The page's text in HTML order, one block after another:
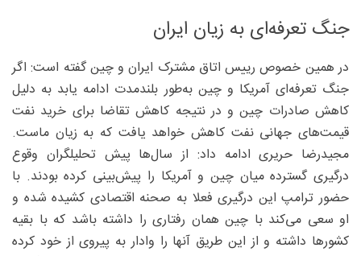
جنگ تعرفه‌ای به زیان ایران
در همین خصوص رییس اتاق مشترک ایران و چین گفته است: اگر
جنگ تعرفه‌ای آمریکا و چین به‌طور بلندمدت ادامه یابد به دلیل
کاهش صادرات چین و در نتیجه کاهش تقاضا برای خرید نفت
قیمت‌های جهانی نفت کاهش خواهد یافت که به زیان ماست.
مجیدرضا حریری ادامه داد: از سال‌ها پیش تحلیلگران وقوع
درگیری گسترده میان چین و آمریکا را پیش‌بینی کرده بودند. با
حضور ترامپ این درگیری فعلا به صحنه اقتصادی کشیده شده و
او سعی می‌کند با چین همان رفتاری را داشته باشد که با بقیه
کشورها داشته و از این طریق آنها را وادار به پیروی از خود کرده